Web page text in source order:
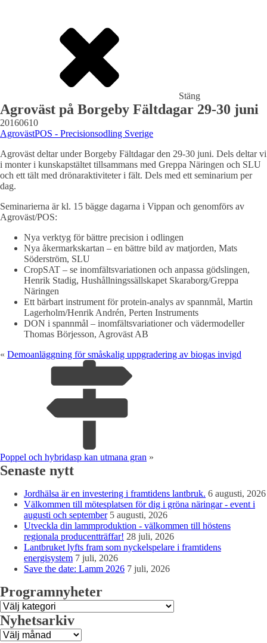
Stäng
Agroväst på Borgeby Fältdagar 29-30 juni
20160610
AgrovästPOS - Precisionsodling Sverige
Agroväst deltar under Borgeby Fältdagar den 29-30 juni. Dels deltar vi
i monter i kunskapstältet tillsammans med Greppa Näringen och SLU
och ett tält med drönaraktiviteter i fält. Dels med ett seminarium per
dag.
Seminarierna är kl. 15 bägge dagarna i Vippan och genomförs av
Agroväst/POS:
Nya verktyg för bättre precision i odlingen
Nya åkermarkskartan – en bättre bild av matjorden, Mats
Söderström, SLU
CropSAT – se inomfältsvariationen och anpassa gödslingen,
Henrik Stadig, Hushållningssällskapet Skaraborg/Greppa
Näringen
Ett bärbart instrument för protein-analys av spannmål, Martin
Lagerholm/Henrik Andrén, Perten Instruments
DON i spannmål – inomfältsvariationer och vädermodeller
Thomas Börjesson, Agroväst AB
« Demoanläggning för småskalig uppgradering av biogas invigd
Poppel och hybridasp kan utmana gran »
Senaste nytt
Jordhälsa är en investering i framtidens lantbruk. 6 augusti, 2026
Välkommen till mötesplatsen för dig i gröna näringar - event i
augusti och september 5 augusti, 2026
Utveckla din lammproduktion - välkommen till höstens
regionala producentträffar! 28 juli, 2026
Lantbruket lyfts fram som nyckelspelare i framtidens
energisystem 7 juli, 2026
Save the date: Lamm 2026 7 juli, 2026
Programnyheter
Programnyheter
Nyhetsarkiv
Nyhetsarkiv